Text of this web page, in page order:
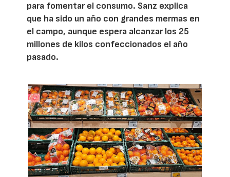
para fomentar el consumo. Sanz explica
que ha sido un año con grandes mermas en
el campo, aunque espera alcanzar los 25
millones de kilos confeccionados el año
pasado.